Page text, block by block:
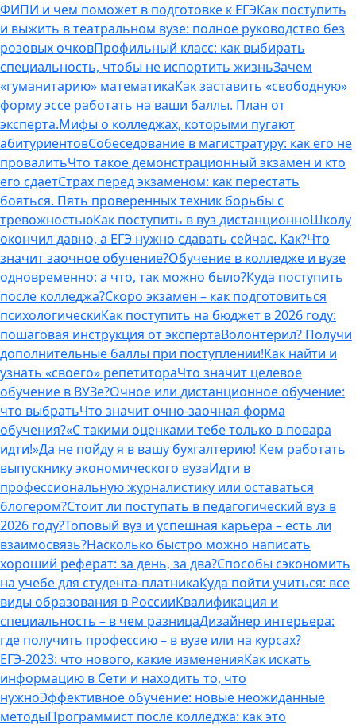
ФИПИ и чем поможет в подготовке к ЕГЭКак поступить
и выжить в театральном вузе: полное руководство без
розовых очковПрофильный класс: как выбирать
специальность, чтобы не испортить жизньЗачем
«гуманитарию» математикаКак заставить «свободную»
форму эссе работать на ваши баллы. План от
эксперта.Мифы о колледжах, которыми пугают
абитуриентовСобеседование в магистратуру: как его не
провалитьЧто такое демонстрационный экзамен и кто
его сдаетСтрах перед экзаменом: как перестать
бояться. Пять проверенных техник борьбы с
тревожностьюКак поступить в вуз дистанционноШколу
окончил давно, а ЕГЭ нужно сдавать сейчас. Как?Что
значит заочное обучение?Обучение в колледже и вузе
одновременно: а что, так можно было?Куда поступить
после колледжа?Скоро экзамен – как подготовиться
психологическиКак поступить на бюджет в 2026 году:
пошаговая инструкция от экспертаВолонтерил? Получи
дополнительные баллы при поступлении!Как найти и
узнать «своего» репетитораЧто значит целевое
обучение в ВУЗе?Очное или дистанционное обучение:
что выбратьЧто значит очно-заочная форма
обучения?«С такими оценками тебе только в повара
идти!»Да не пойду я в вашу бухгалтерию! Кем работать
выпускнику экономического вузаИдти в
профессиональную журналистику или оставаться
блогером?Стоит ли поступать в педагогический вуз в
2026 году?Топовый вуз и успешная карьера – есть ли
взаимосвязь?Насколько быстро можно написать
хороший реферат: за день, за два?Способы сэкономить
на учебе для студента-платникаКуда пойти учиться: все
виды образования в РоссииКвалификация и
специальность – в чем разницаДизайнер интерьера:
где получить профессию – в вузе или на курсах?
ЕГЭ-2023: что нового, какие измененияКак искать
информацию в Сети и находить то, что
нужноЭффективное обучение: новые неожиданные
методыПрограммист после колледжа: как это